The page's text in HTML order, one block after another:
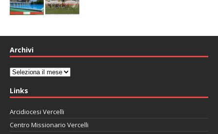
Archivi
Archivi
Links
Arcidiocesi Vercelli
Centro Missionario Vercelli